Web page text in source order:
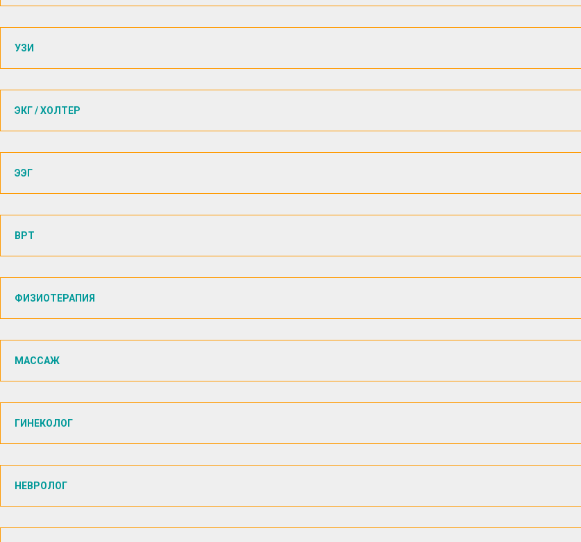
УЗИ
ЭКГ / ХОЛТЕР
ЭЭГ
ВРТ
ФИЗИОТЕРАПИЯ
МАССАЖ
ГИНЕКОЛОГ
НЕВРОЛОГ